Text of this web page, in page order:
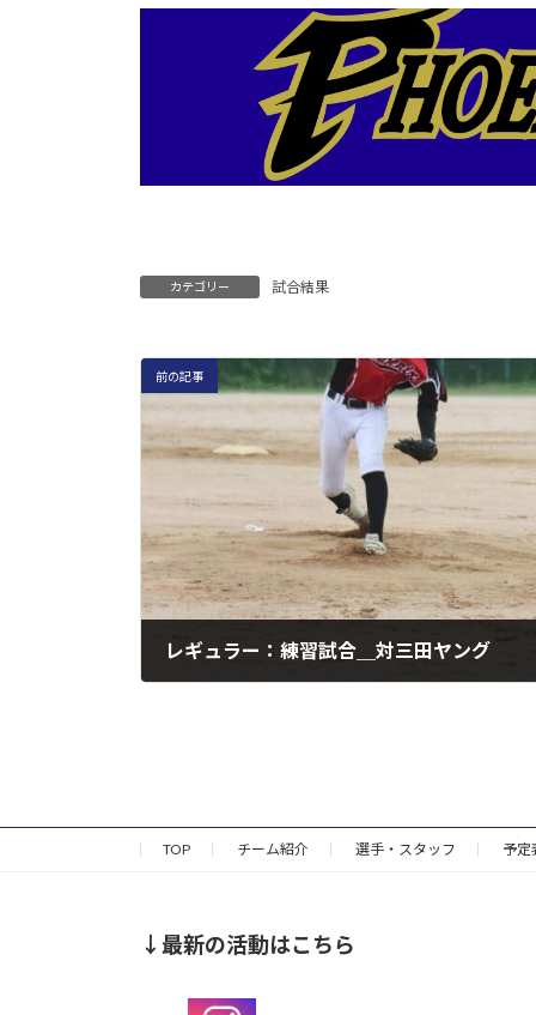
カテゴリー 試合結果
前の記事
レギュラー：練習試合＿対三田ヤング
TOP チーム紹介 選手・スタッフ 予定
↓最新の活動はこちら